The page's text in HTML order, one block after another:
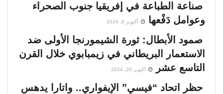
صناعة الطباعة في إفريقيا جنوب الصحراء
وعوامل دَفْعها
أكتوبر 6, 2024
صمود الأبطال: ثورة الشيمورنجا الأولى ضد
الاستعمار البريطاني في زيمبابوي خلال القرن
التاسع عشر
أكتوبر 20, 2024
حظر اتحاد “فيسي” الإيفواري.. واتارا يدهس